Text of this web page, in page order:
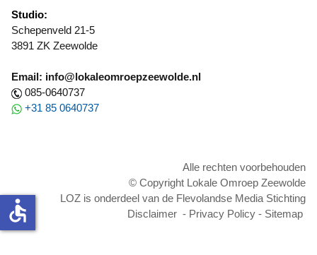
Studio:
Schepenveld 21-5
3891 ZK Zeewolde
Email: info@lokaleomroepzeewolde.nl
085-0640737
+31 85 0640737
Alle rechten voorbehouden
© Copyright Lokale Omroep Zeewolde
LOZ is onderdeel van de Flevolandse Media Stichting
Disclaimer - Privacy Policy - Sitemap
accessible